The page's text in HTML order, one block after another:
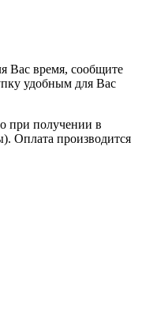
Вас время, сообщите
удобным для Вас
при получении в
Оплата производится